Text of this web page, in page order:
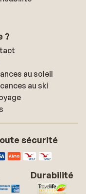
?
au soleil
au ski
sécurité
Durabilité